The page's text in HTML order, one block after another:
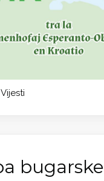
Vijesti
bugarske